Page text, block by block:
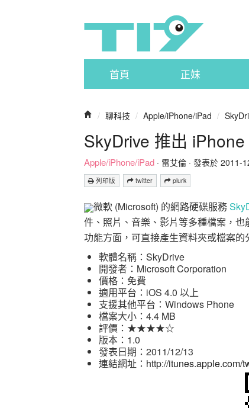
首頁 正妹
/ 聊科技 / Apple/iPhone/iPad /
SkyDrive 推出
Apple/iPhone/iPad · 雷艾倫 · 發表於 2011-
列印版 twitter plurk
微軟 (Microsoft) 的網路硬碟服務
件、照片、音樂、影片等多種檔案，
功能方面，可直接產生資料夾或檔案
軟體名稱：SkyDrive
開發者：Microsoft Corporation
價格：免費
適用平台：iOS 4.0 以上
支援其他平台：Windows Phone
檔案大小：4.4 MB
評價：★★★★☆
版本：1.0
發表日期：2011/12/13
連結網址： http://itunes.apple.com/